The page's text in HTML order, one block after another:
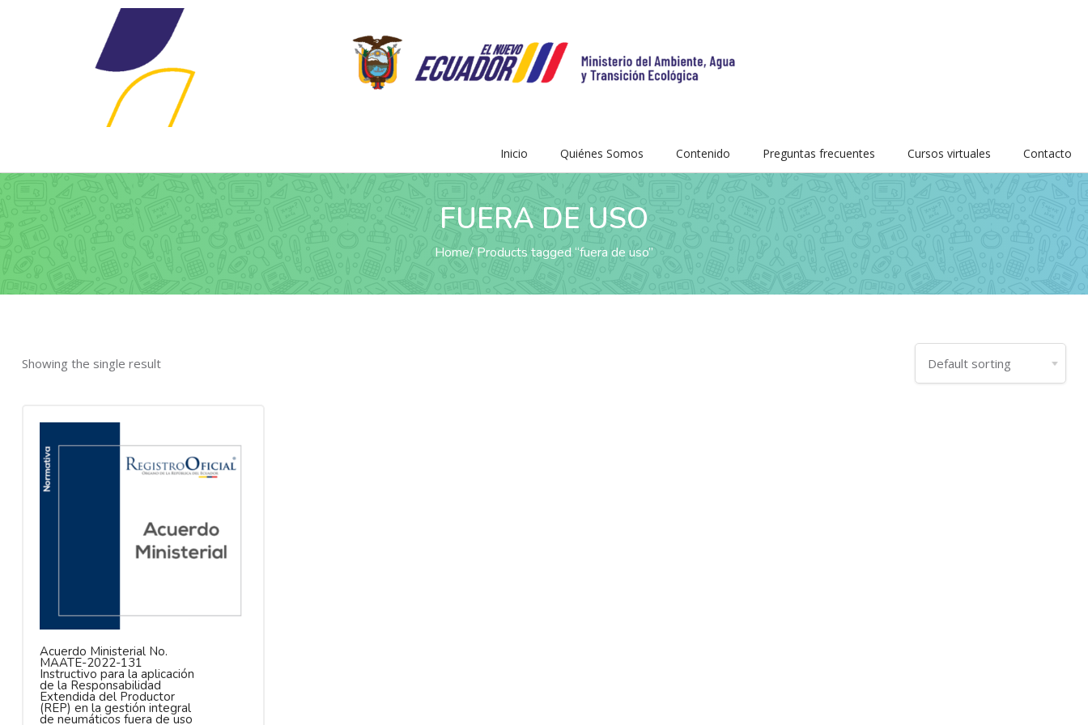
Inicio Quiénes Somos Contenido Preguntas frecuentes Cursos virtuales Contacto
FUERA DE USO
Home Products tagged “fuera de uso”
Showing the single result
Acuerdo Ministerial No.
MAATE-2022-131
Instructivo para la aplicación
de la Responsabilidad
Extendida del Productor
(REP) en la gestión integral
de neumáticos fuera de uso